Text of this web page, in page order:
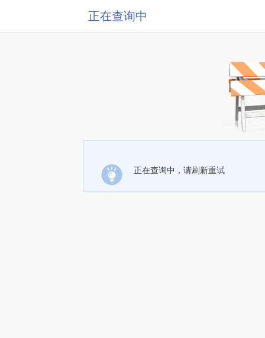
正在查询中
正在查询中，请刷新重试